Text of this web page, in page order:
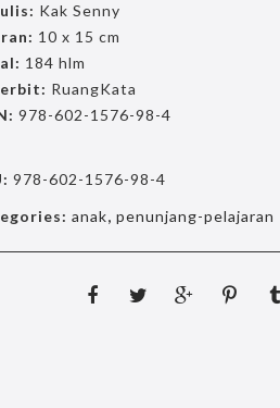
Kak Senny
10 x 15 cm
184 hlm
RuangKata
978-602-1576-98-4
978-602-1576-98-4
anak,penunjang-pelajaran